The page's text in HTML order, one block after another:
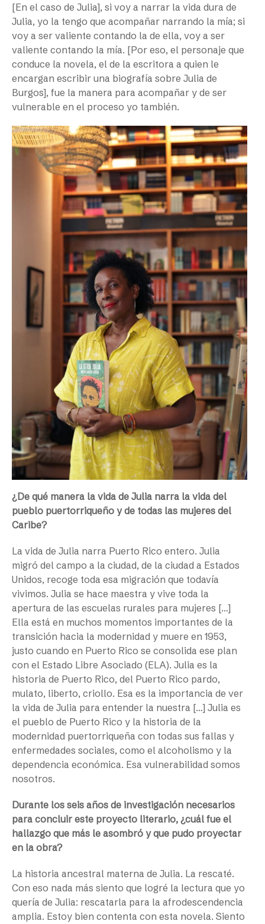
[En el caso de Julia], si voy a narrar la vida dura de
Julia, yo la tengo que acompañar narrando la mía; si
voy a ser valiente contando la de ella, voy a ser
valiente contando la mía. [Por eso, el personaje que
conduce la novela, el de la escritora a quien le
encargan escribir una biografía sobre Julia de
Burgos], fue la manera para acompañar y de ser
vulnerable en el proceso yo también.
¿De qué manera la vida de Julia narra la vida del
pueblo puertorriqueño y de todas las mujeres del
Caribe?
La vida de Julia narra Puerto Rico entero. Julia
migró del campo a la ciudad, de la ciudad a Estados
Unidos, recoge toda esa migración que todavía
vivimos. Julia se hace maestra y vive toda la
apertura de las escuelas rurales para mujeres […]
Ella está en muchos momentos importantes de la
transición hacia la modernidad y muere en 1953,
justo cuando en Puerto Rico se consolida ese plan
con el Estado Libre Asociado (ELA). Julia es la
historia de Puerto Rico, del Puerto Rico pardo,
mulato, liberto, criollo. Esa es la importancia de ver
la vida de Julia para entender la nuestra […] Julia es
el pueblo de Puerto Rico y la historia de la
modernidad puertorriqueña con todas sus fallas y
enfermedades sociales, como el alcoholismo y la
dependencia económica. Esa vulnerabilidad somos
nosotros.
Durante los seis años de investigación necesarios
para concluir este proyecto literario, ¿cuál fue el
hallazgo que más le asombró y que pudo proyectar
en la obra?
La historia ancestral materna de Julia. La rescaté.
Con eso nada más siento que logré la lectura que yo
quería de Julia: rescatarla para la afrodescendencia
amplia. Estoy bien contenta con esta novela. Siento